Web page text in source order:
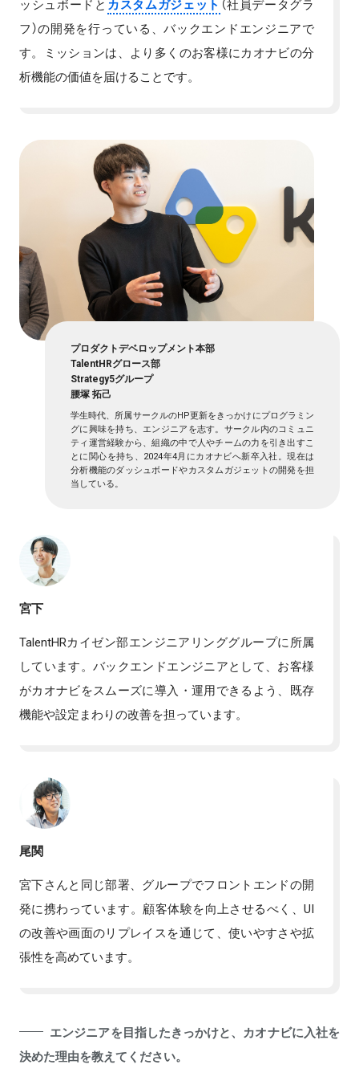
ッシュボードと カスタムガジェット （社員データグラ
フ）の開発を行っている、バックエンドエンジニアで
す。ミッションは、より多くのお客様にカオナビの分
析機能の価値を届けることです。
プロダクトデベロップメント本部
TalentHRグロース部
Strategy5グループ
腰塚 拓己
学生時代、所属サークルのHP更新をきっかけにプログラミン
グに興味を持ち、エンジニアを志す。サークル内のコミュニ
ティ運営経験から、組織の中で人やチームの力を引き出すこ
とに関心を持ち、2024年4月にカオナビへ新卒入社。現在は
分析機能のダッシュボードやカスタムガジェットの開発を担
当している。
宮下
TalentHRカイゼン部エンジニアリンググループに所属
しています。バックエンドエンジニアとして、お客様
がカオナビをスムーズに導入・運用できるよう、既存
機能や設定まわりの改善を担っています。
尾関
宮下さんと同じ部署、グループでフロントエンドの開
発に携わっています。顧客体験を向上させるべく、UI
の改善や画面のリプレイスを通じて、使いやすさや拡
張性を高めています。
エンジニアを目指したきっかけと、カオナビに入社を
決めた理由を教えてください。